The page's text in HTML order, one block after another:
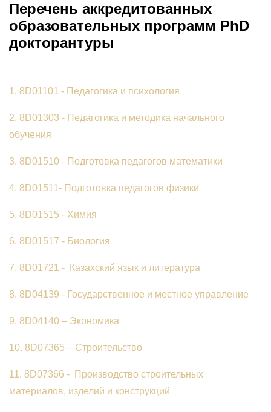
Перечень аккредитованных
образовательных программ РhD
докторантуры
1. 8D01101 - Педагогика и психология
2. 8D01303 - Педагогика и методика начального
обучения
3. 8D01510 - Подготовка педагогов математики
4. 8D01511- Подготовка педагогов физики
5. 8D01515 - Химия
6. 8D01517 - Биология
7. 8D01721 - Казахский язык и литература
8. 8D04139 - Государственное и местное управление
9. 8D04140 – Экономика
10. 8D07365 – Строительство
11. 8D07366 - Производство строительных
материалов, изделий и конструкций